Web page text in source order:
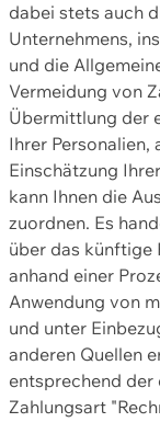
dabei stets auch
Unternehmens,
und die
Vermeidung von
Übermittlung der
Ihrer
Einschätzung
kann Ihnen die
zuordnen. Es
über das künftige
anhand einer
Anwendung von
und unter
anderen Quellen
entsprechend der
Zahlungsart